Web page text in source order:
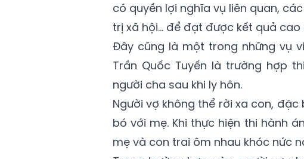
có quyền lợi nghĩa vụ liên quan,
trị xã hội… để đạt được kết quả
Đây cũng là một trong những vụ
Trần Quốc Tuyến là trường hợp
người cha sau khi ly hôn.
Người vợ không thể rời xa con,
bó với mẹ. Khi thực hiện thi hành
mẹ và con trai ôm nhau khóc nức